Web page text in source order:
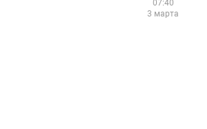
07:40
3 марта